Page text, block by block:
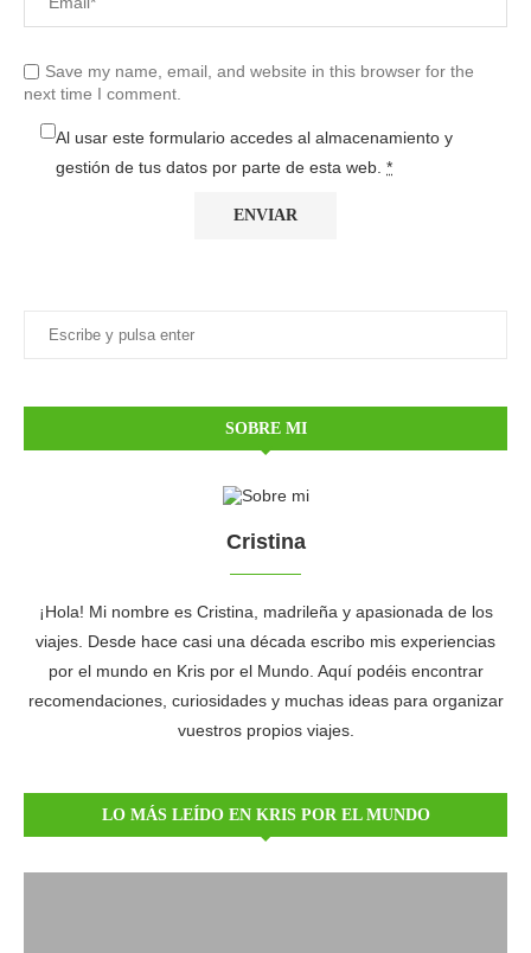
Save my name, email, and website in this browser for the
next time I comment.
Al usar este formulario accedes al almacenamiento y
gestión de tus datos por parte de esta web. *
SOBRE MI
Cristina
¡Hola! Mi nombre es Cristina, madrileña y apasionada de los
viajes. Desde hace casi una década escribo mis experiencias
por el mundo en Kris por el Mundo. Aquí podéis encontrar
recomendaciones, curiosidades y muchas ideas para organizar
vuestros propios viajes.
LO MÁS LEÍDO EN KRIS POR EL MUNDO